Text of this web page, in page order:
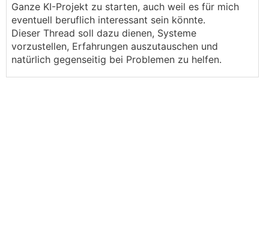
Ganze KI-Projekt zu starten, auch weil es für mich
eventuell beruflich interessant sein könnte.
Dieser Thread soll dazu dienen, Systeme
vorzustellen, Erfahrungen auszutauschen und
natürlich gegenseitig bei Problemen zu helfen.